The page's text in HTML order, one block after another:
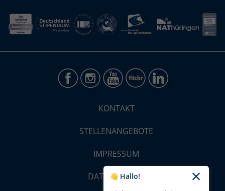
KONTAKT
STELLENANGEBOTE
IMPRESSUM
DATENSCHUTZ
👋 Hallo!